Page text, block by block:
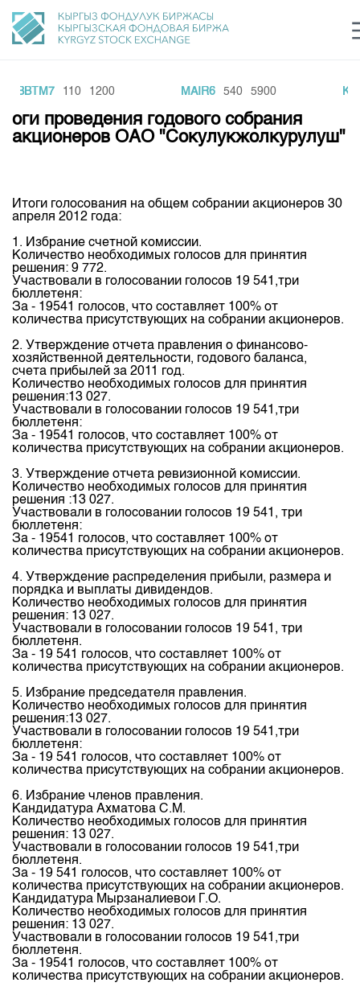
Финансовый рынок KG login Рус Кыр
Общая информация
Руководство
Внутренний аудитор
Комитеты
Участники торгов
Наши партнеры
Cтратегия развития
Корпоративные документы
Контакты
Направления
Товарно-сырьевой сектор
Листинг
Центр раскрытия информации
Тарифы
Аналитика
Финансовый рынок KG
Пресс-клуб
25 лет ЗАО КФБ
Нормативная база
Биржевая деятельность
Депозитарная деятельность
Центр раскрытия информации
Статистика торгов
Итоги последних торгов
Архив торгов
Индекс и Капитализация
Котировки по ЦБ
Котировки по драг. металлам
Расписание аукционов по ГЦБ
Результаты аукционов ГЦБ
Объем ГЦБ в обращении
Результаты аукционов по депозитам
Учебный центр
Общая информация
План работы на год
BBTM7 110 1200 MAIR6 540 5900
оги проведения годового собрания
акционеров ОАО "Сокулукжолкурулуш"
Итоги голосования на общем собрании акционеров 30
апреля 2012 года:
1. Избрание счетной комиссии.
Количество необходимых голосов для принятия
решения: 9 772.
Участвовали в голосовании голосов 19 541,три
бюллетеня:
За - 19541 голосов, что составляет 100% от
количества присутствующих на собрании акционеров.
2. Утверждение отчета правления о финансово-
хозяйственной деятельности, годового баланса,
счета прибылей за 2011 год.
Количество необходимых голосов для принятия
решения:13 027.
Участвовали в голосовании голосов 19 541,три
бюллетеня:
За - 19541 голосов, что составляет 100% от
количества присутствующих на собрании акционеров.
3. Утверждение отчета ревизионной комиссии.
Количество необходимых голосов для принятия
решения :13 027.
Участвовали в голосовании голосов 19 541, три
бюллетеня:
За - 19541 голосов, что составляет 100% от
количества присутствующих на собрании акционеров.
4. Утверждение распределения прибыли, размера и
порядка и выплаты дивидендов.
Количество необходимых голосов для принятия
решения: 13 027.
Участвовали в голосовании голосов 19 541, три
бюллетеня.
За - 19 541 голосов, что составляет 100% от
количества присутствующих на собрании акционеров.
5. Избрание председателя правления.
Количество необходимых голосов для принятия
решения:13 027.
Участвовали в голосовании голосов 19 541,три
бюллетеня:
За - 19 541 голосов, что составляет 100% от
количества присутствующих на собрании акционеров.
6. Избрание членов правления.
Кандидатура Ахматова С.М.
Количество необходимых голосов для принятия
решения: 13 027.
Участвовали в голосовании голосов 19 541,три
бюллетеня.
За - 19 541 голосов, что составляет 100% от
количества присутствующих на собрании акционеров.
Кандидатура Мырзаналиевои Г.O.
Количество необходимых голосов для принятия
решения: 13 027.
Участвовали в голосовании голосов 19 541,три
бюллетеня.
За - 19541 голосов, что составляет 100% от
количества присутствующих на собрании акционеров.